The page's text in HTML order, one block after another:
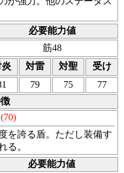
必要能力値
筋48
炎 対雷 対聖
受け
79 75
77
を誇る盾。ただし装備す
る。
必要能力値